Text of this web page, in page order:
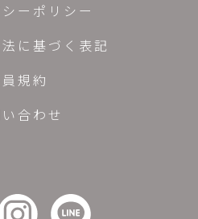
ーポリシー
に基づく表記
規約
合わせ